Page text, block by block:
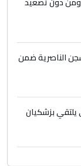
الناصرية ضمن
بزشكيان